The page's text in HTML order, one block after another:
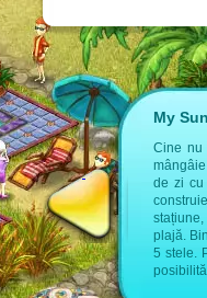
My
Cine nu
de zi cu
plajă.
5 stele.